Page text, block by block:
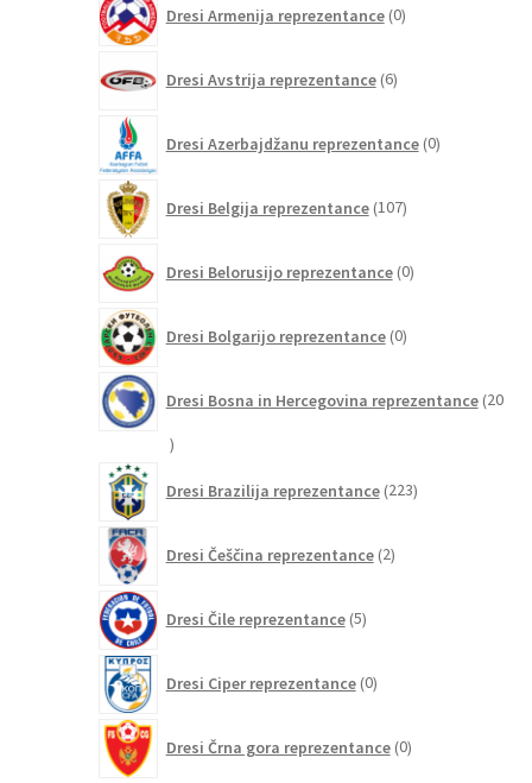
Dresi Armenija reprezentance 0izdelkov
Dresi Avstrija reprezentance 6izdelkov
Dresi Azerbajdžanu reprezentance 0izdelkov
Dresi Belgija reprezentance 107izdelkov
Dresi Belorusijo reprezentance 0izdelkov
Dresi Bolgarijo reprezentance 0izdelkov
Dresi Bosna in Hercegovina reprezentance 20
20
Dresi Brazilija reprezentance 223izdelkov
Dresi Češčina reprezentance 2izdelka
Dresi Čile reprezentance 5izdelkov
Dresi Ciper reprezentance 0izdelkov
Dresi Črna gora reprezentance 0izdelkov